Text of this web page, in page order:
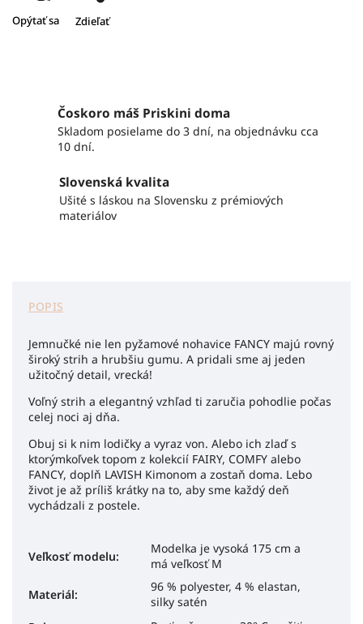
Opýtať sa Zdieľať
Čoskoro máš Priskini doma
Skladom posielame do 3 dní, na objednávku cca
10 dní.
Slovenská kvalita
Ušité s láskou na Slovensku z prémiových
materiálov
POPIS
Jemnučké nie len pyžamové nohavice FANCY majú rovný
široký strih a hrubšiu gumu. A pridali sme aj jeden
užitočný detail, vrecká!
Voľný strih a elegantný vzhľad ti zaručia pohodlie počas
celej noci aj dňa.
Obuj si k nim lodičky a vyraz von. Alebo ich zlaď s
ktorýmkoľvek topom z kolekcií FAIRY, COMFY alebo
FANCY, doplň LAVISH Kimonom a zostaň doma. Lebo
život je až príliš krátky na to, aby sme každý deň
vychádzali z postele.
Veľkosť modelu:
Modelka je vysoká 175 cm a
má veľkosť M
Materiál:
96 % polyester, 4 % elastan,
silky satén